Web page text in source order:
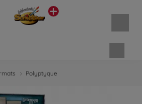
Polyptyque